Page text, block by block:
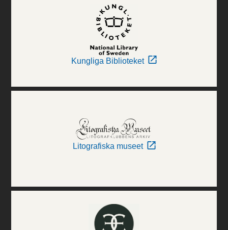
Kungliga Biblioteket
Litografiska museet